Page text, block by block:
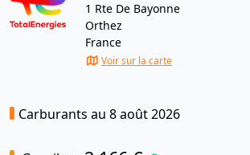
1 Rte De Bayonne
Orthez
France
Voir sur la carte
Carburants au 8 août 2026